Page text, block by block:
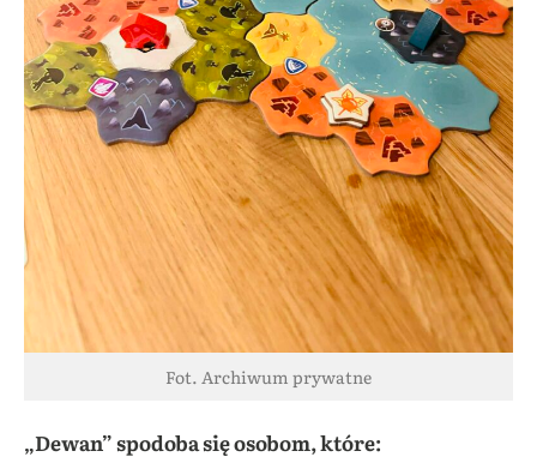
Fot. Archiwum prywatne
„Dewan” spodoba się osobom, które: